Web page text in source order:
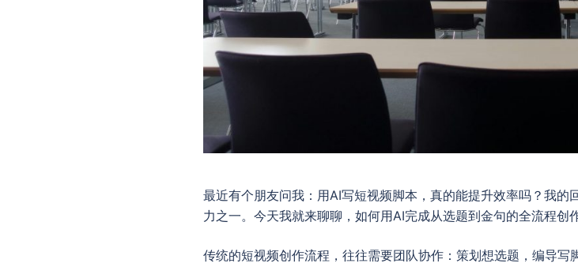
最近有个朋友问我：用AI写短视频脚本，真的能提升效率吗？我
力之一。今天我就来聊聊，如何用AI完成从选题到金句的全流程创作
传统的短视频创作流程，往往需要团队协作：策划想选题，编导